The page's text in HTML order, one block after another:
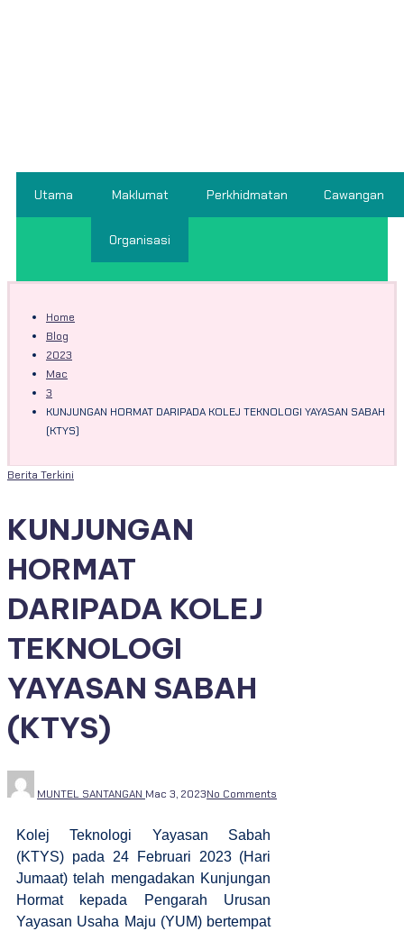
Utama Maklumat
Organisasi
Perkhidmatan Cawangan
Home
Blog
2023
Mac
3
KUNJUNGAN HORMAT DARIPADA KOLEJ TEKNOLOGI YAYASAN SABAH
(KTYS)
Berita Terkini
KUNJUNGAN
HORMAT
DARIPADA KOLEJ
TEKNOLOGI
YAYASAN SABAH
(KTYS)
MUNTEL SANTANGAN Mac 3, 2023No Comments
Kolej Teknologi Yayasan Sabah
(KTYS) pada 24 Februari 2023 (Hari
Jumaat) telah mengadakan Kunjungan
Hormat kepada Pengarah Urusan
Yayasan Usaha Maju (YUM) bertempat